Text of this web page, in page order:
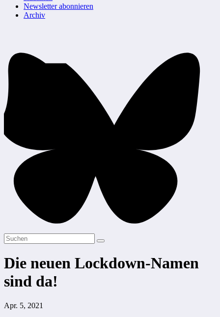
Newsletter abonnieren
Archiv
Die neuen Lockdown-Namen
sind da!
Apr. 5, 2021